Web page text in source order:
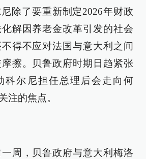
除了要重新制定2026年财政
解因养老金改革引发的社会
得不应对法国与意大利之间
擦。贝鲁政府时期日趋紧张
科尔尼担任总理后会走向何
注的焦点。
周，贝鲁政府与意大利梅洛